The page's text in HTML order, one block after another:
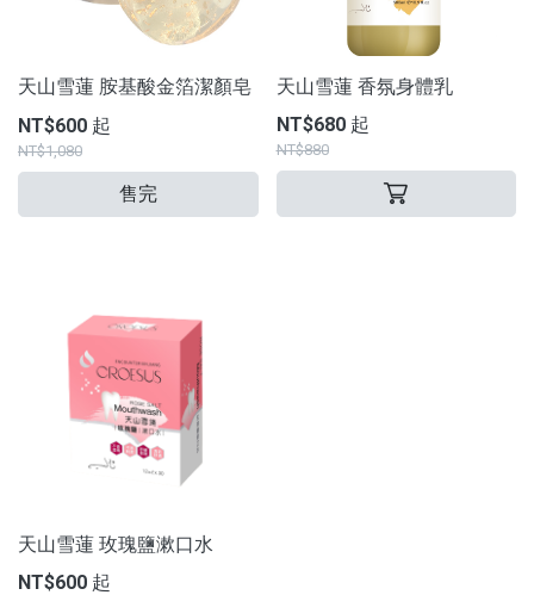
天山雪蓮 胺基酸金箔潔顏皂
NT$600 起
NT$1,080
售完
天山雪蓮 香氛身體乳
NT$680 起
NT$880
天山雪蓮 玫瑰鹽漱口水
NT$600 起